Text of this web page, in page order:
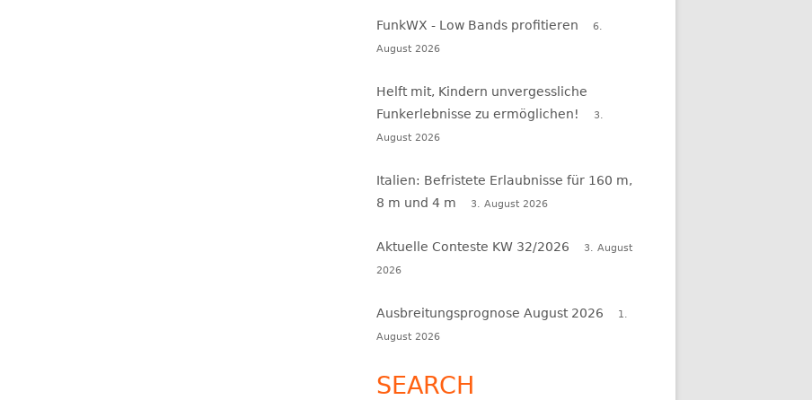
FunkWX - Low Bands profitieren
6.
August 2026
Helft mit, Kindern unvergessliche
Funkerlebnisse zu ermöglichen!
3.
August 2026
Italien: Befristete Erlaubnisse für 160 m,
8 m und 4 m
3. August 2026
Aktuelle Conteste KW 32/2026
3. August
2026
Ausbreitungsprognose August 2026
1.
August 2026
SEARCH